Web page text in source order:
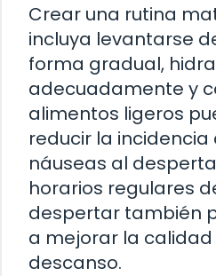
Crear una rutina
incluya levantarse
forma gradual,
adecuadamente y
alimentos ligeros
reducir la
náuseas al
horarios regulares
despertar también
a mejorar la
descanso.